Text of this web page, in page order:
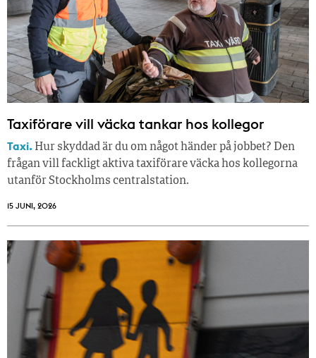
Taxiförare vill väcka tankar hos kollegor
Taxi. Hur skyddad är du om något händer på jobbet? Den
frågan vill fackligt aktiva taxiförare väcka hos kollegorna
utanför Stockholms centralstation.
15 JUNI, 2026